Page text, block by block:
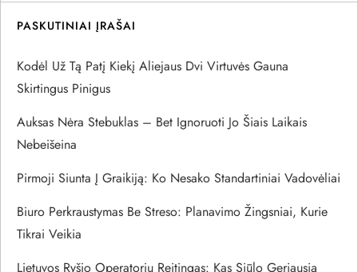
i
j
a
t
a
r
p
PASKUTINIAI ĮRAŠAI
Kodėl Už Tą Patį Kiekį Aliejaus Dvi Virtuvės Gauna
Skirtingus Pinigus
Auksas Nėra Stebuklas – Bet Ignoruoti Jo Šiais Laikais
Nebeišeina
Pirmoji Siunta Į Graikiją: Ko Nesako Standartiniai Vadovėliai
Biuro Perkraustymas Be Streso: Planavimo Žingsniai, Kurie
Tikrai Veikia
Lietuvos Ryšio Operatorių Reitingas: Kas Siūlo Geriausią